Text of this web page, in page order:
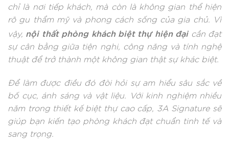
chỉ là nơi tiếp khách, mà còn là không gian thể hiện
rõ gu thẩm mỹ và phong cách sống của gia chủ. Vì
vậy, nội thất phòng khách biệt thự hiện đạicần đạt
sự cân bằng giữa tiện nghi, công năng và tính nghệ
thuật để trở thành một không gian thật sự khác biệt.
Để làm được điều đó đòi hỏi sự am hiểu sâu sắc về
bố cục, ánh sáng và vật liệu. Với kinh nghiệm nhiều
năm trong thiết kế biệt thự cao cấp, 3A Signature sẽ
giúp bạn kiến tạo phòng khách đạt chuẩn tinh tế và
sang trọng.